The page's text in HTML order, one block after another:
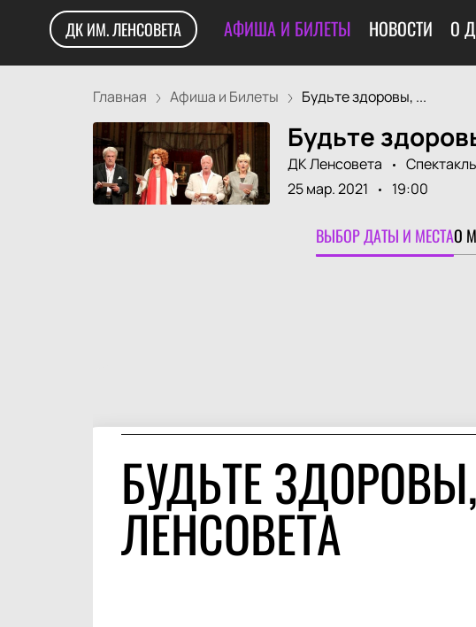
ДК ИМ. ЛЕНСОВЕТА АФИША И БИЛЕТЫ НОВОСТИ О
Главная Афиша и Билеты Будьте здоровы, ...
Будьте
ДК Ленсовета Спектакль
25 мар. 2021
19:00
ВЫБОР ДАТЫ И МЕСТАО
БУДЬТЕ
ЛЕНСОВЕТА